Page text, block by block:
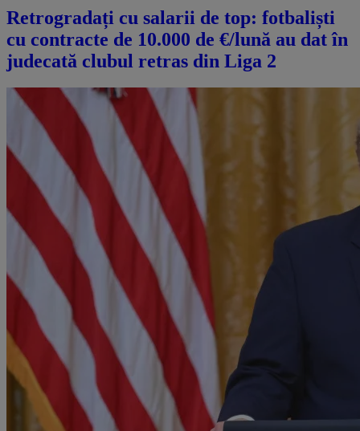
Retrogradați cu salarii de top: fotbaliști
cu contracte de 10.000 de €/lună au dat în
judecată clubul retras din Liga 2